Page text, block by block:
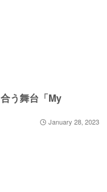
う舞台「My
January 28, 2023